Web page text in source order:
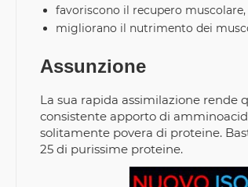
favoriscono il recupero muscolare,
migliorano il nutrimento dei
Assunzione
La sua rapida assimilazione rende
consistente apporto di
solitamente povera di proteine.
25 di purissime proteine.